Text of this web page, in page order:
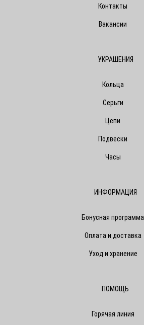
Контакты
Вакансии
УКРАШЕНИЯ
Кольца
Серьги
Цепи
Подвески
Часы
ИНФОРМАЦИЯ
Бонусная программа
Оплата и доставка
Уход и хранение
ПОМОЩЬ
Горячая линия